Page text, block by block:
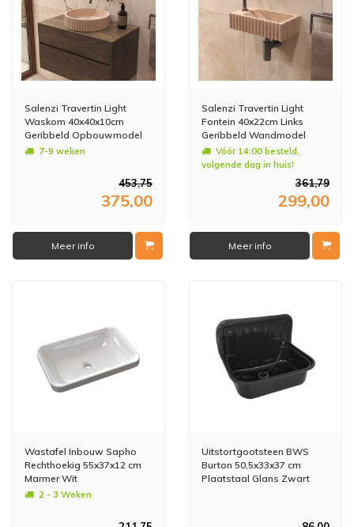
Salenzi Travertin Light
Waskom 40x40x10cm
Geribbeld Opbouwmodel
7-9 weken
453,75
375,00
Meer info
Salenzi Travertin Light
Fontein 40x22cm Links
Geribbeld Wandmodel
Vóór 14:00 besteld,
volgende dag in huis!
361,79
299,00
Meer info
Wastafel Inbouw Sapho
Rechthoekig 55x37x12 cm
Marmer Wit
2 - 3 Weken
Uitstortgootsteen BWS
Burton 50,5x33x37 cm
Plaatstaal Glans Zwart